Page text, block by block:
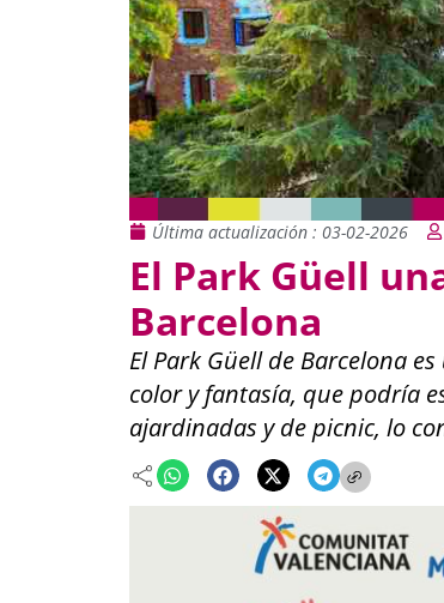
Última actualización : 03-02-2026
El Park Güell
Barcelona
El Park Güell de Barcelona
color y fantasía, que podría
ajardinadas y de picnic, lo